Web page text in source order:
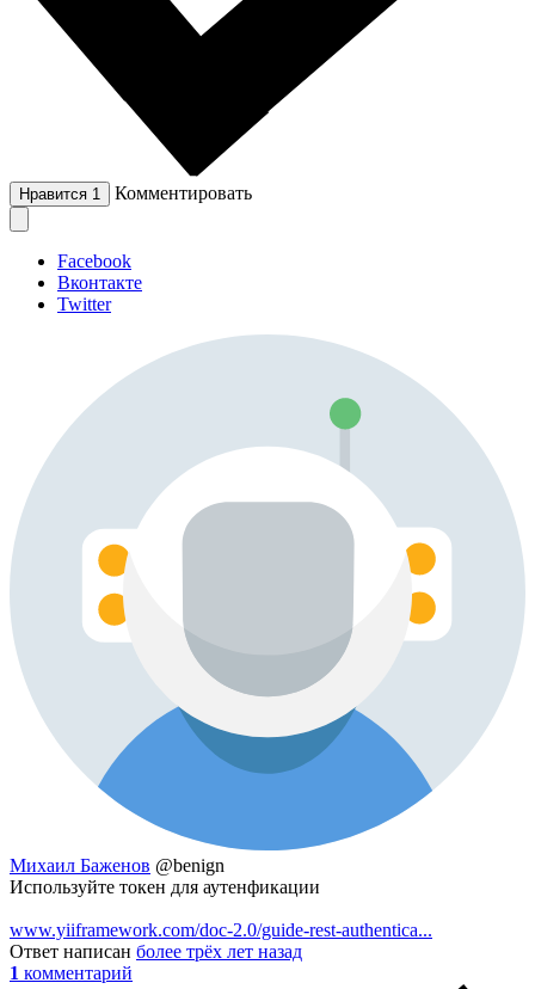
Нравится 1 Комментировать
Facebook
Вконтакте
Twitter
Михаил Баженов @benign
Используйте токен для аутенфикации
www.yiiframework.com/doc-2.0/guide-rest-authentica...
Ответ написан более трёх лет назад
1 комментарий